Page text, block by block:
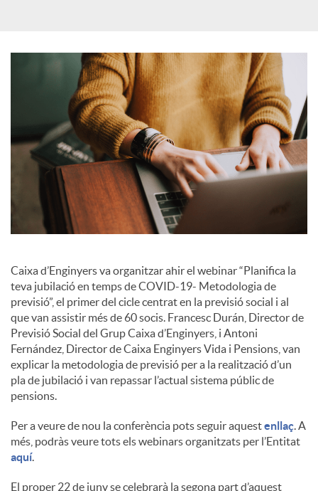
o
c
i
l
s
Caixa d’Enginyers va organitzar ahir el webinar “Planifica la
teva jubilació en temps de COVID-19- Metodologia de
previsió”, el primer del cicle centrat en la previsió social i al
que van assistir més de 60 socis. Francesc Durán, Director de
Previsió Social del Grup Caixa d’Enginyers, i Antoni
Fernández, Director de Caixa Enginyers Vida i Pensions, van
explicar la metodologia de previsió per a la realització d’un
pla de jubilació i van repassar l’actual sistema públic de
pensions.
Per a veure de nou la conferència pots seguir aquestenllaç. A
més, podràs veure tots els webinars organitzats per l’Entitat
aquí.
El proper 22 de juny se celebrarà la segona part d’aquest